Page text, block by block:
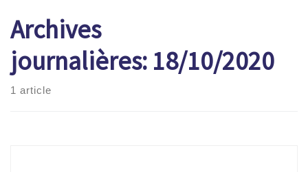
Archives
journalières: 18/10/2020
1 article